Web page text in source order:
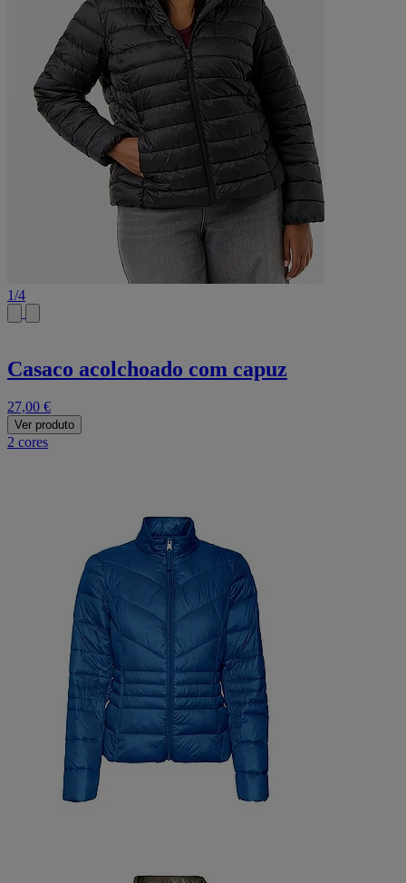
1/4
Casaco acolchoado com capuz
27,00 €
Ver produto
2 cores